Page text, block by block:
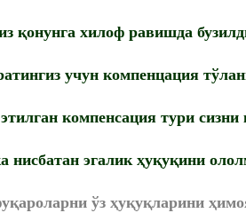
қонунга хилоф равишда
учун компенцация
компенсация тури
нисбатан эгалик ҳуқуқини
ўз ҳуқуқларини